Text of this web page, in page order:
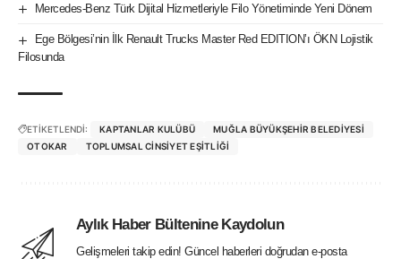
Mercedes-Benz Türk Dijital Hizmetleriyle Filo Yönetiminde Yeni Dönem
Ege Bölgesi’nin İlk Renault Trucks Master Red EDITION’ı ÖKN Lojistik
Filosunda
ETİKETLENDİ: KAPTANLAR KULÜBÜ
MUĞLA BÜYÜKŞEHIR BELEDIYESI
OTOKAR
TOPLUMSAL CINSIYET EŞITLIĞI
Aylık Haber Bültenine Kaydolun
Gelişmeleri takip edin! Güncel haberleri doğrudan e-posta